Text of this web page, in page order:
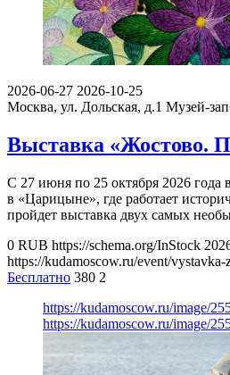
2026-06-27 2026-10-25
Москва, ул. Дольская, д.1 Музей-
Выставка «Жостово.
С 27 июня по 25 октября 2026 года
в «Царицыне», где работает
пройдет выставка двух самых
0 RUB https://schema.org/InStock
https://kudamoscow.ru/event/
Бесплатно 380 2
https://kudamoscow.ru/image/
https://kudamoscow.ru/image/